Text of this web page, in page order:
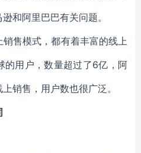
和阿里巴巴有关问题。
售模式，都有着丰富的线上
的用户，数量超过了6亿，阿
销售，用户数也很广泛。